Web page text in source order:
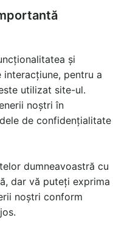
și
pentru a
utilizat site-ul.
noștri în
de confidențialitate
dumneavoastră cu
dar vă puteți exprima
noștri conform